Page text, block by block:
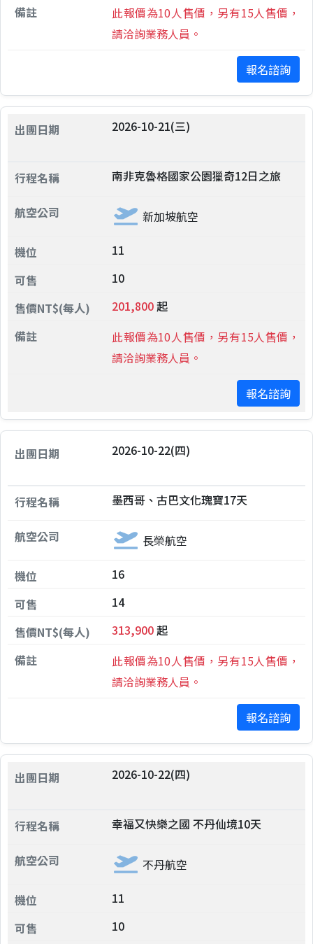
此報價為10人售價，另有15人售價，
請洽詢業務人員。
報名諮詢
2026-10-21(三)
南非克魯格國家公園獵奇12日之旅
新加坡航空
11
10
201,800起
此報價為10人售價，另有15人售價，
請洽詢業務人員。
報名諮詢
2026-10-22(四)
墨西哥、古巴文化瑰寶17天
長榮航空
16
14
313,900起
此報價為10人售價，另有15人售價，
請洽詢業務人員。
報名諮詢
2026-10-22(四)
幸福又快樂之國 不丹仙境10天
不丹航空
11
10